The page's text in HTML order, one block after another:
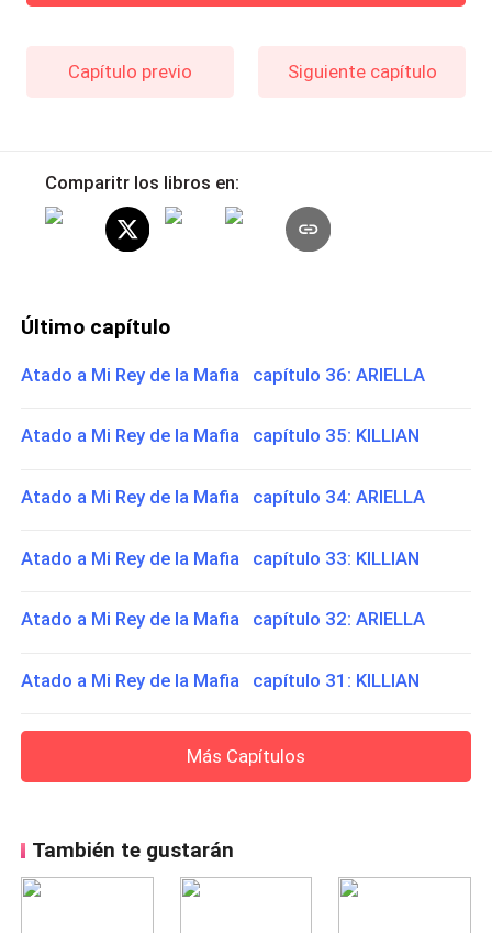
Capítulo previo Siguiente capítulo
Comparitr los libros en:
Último capítulo
Atado a Mi Rey de la Mafia capítulo 36: ARIELLA
Atado a Mi Rey de la Mafia capítulo 35: KILLIAN
Atado a Mi Rey de la Mafia capítulo 34: ARIELLA
Atado a Mi Rey de la Mafia capítulo 33: KILLIAN
Atado a Mi Rey de la Mafia capítulo 32: ARIELLA
Atado a Mi Rey de la Mafia capítulo 31: KILLIAN
Más Capítulos
También te gustarán